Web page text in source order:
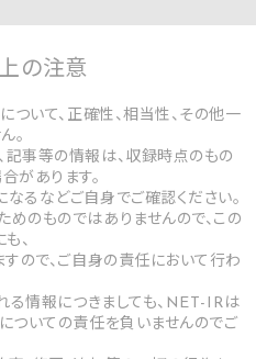
の注意
いて、正確性、相当性、その他一
。
記事等の情報は、収録時点のもの
があります。
るなどご自身でご確認ください。
めのものではありませんので、この
、
ので、ご自身の責任において行わ
る情報につきましても、NET-IRは
ついての責任を負いませんのでご